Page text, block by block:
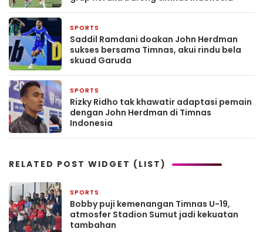
SPORTS
Saddil Ramdani doakan John Herdman
sukses bersama Timnas, akui rindu bela
skuad Garuda
SPORTS
Rizky Ridho tak khawatir adaptasi pemain
dengan John Herdman di Timnas
Indonesia
RELATED POST WIDGET (LIST)
SPORTS
Bobby puji kemenangan Timnas U-19,
atmosfer Stadion Sumut jadi kekuatan
tambahan